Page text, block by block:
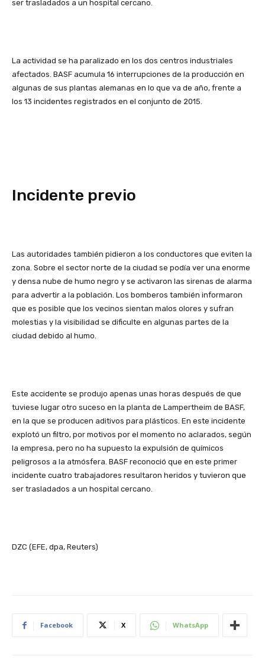
ser trasladados a un hospital cercano.
La actividad se ha paralizado en los dos centros industriales
afectados. BASF acumula 16 interrupciones de la producción en
algunas de sus plantas alemanas en lo que va de año, frente a
los 13 incidentes registrados en el conjunto de 2015.
Incidente previo
Las autoridades también pidieron a los conductores que eviten la
zona. Sobre el sector norte de la ciudad se podía ver una enorme
y densa nube de humo negro y se activaron las sirenas de alarma
para advertir a la población. Los bomberos también informaron
que es posible que los vecinos sientan malos olores y sufran
molestias y la visibilidad se dificulte en algunas partes de la
ciudad debido al humo.
Este accidente se produjo apenas unas horas después de que
tuviese lugar otro suceso en la planta de Lampertheim de BASF,
en la que se producen aditivos para plásticos. En este incidente
explotó un filtro, por motivos por el momento no aclarados, según
la empresa, pero no ha supuesto la expulsión de químicos
peligrosos a la atmósfera. BASF reconoció que en este primer
incidente cuatro trabajadores resultaron heridos y tuvieron que
ser trasladados a un hospital cercano.
DZC (EFE, dpa, Reuters)
Facebook X WhatsApp